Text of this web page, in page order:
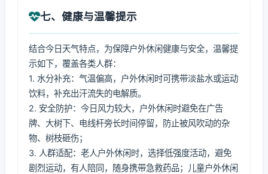
七、健康与温馨提示
结合今日天气特点，为保障户外休闲健康与安全，温馨提
示如下，覆盖各类人群：
1. 水分补充：气温偏高，户外休闲时可携带淡盐水或运动
饮料，补充出汗流失的电解质。
2. 安全防护：今日风力较大，户外休闲时避免在广告
牌、大树下、电线杆旁长时间停留，防止被风吹动的杂
物、树枝砸伤；
3. 人群适配：老人户外休闲时，选择低强度活动，避免
剧烈运动，有人陪同，随身携带急救药品；儿童户外休闲